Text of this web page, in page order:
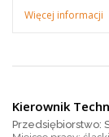
Więcej informacji
Kierownik
Przedsiębiorstwo: